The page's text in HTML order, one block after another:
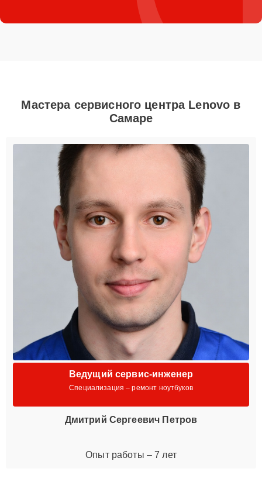
Мастера сервисного центра Lenovo в
Самаре
Ведущий сервис-инженер
Специализация – ремонт ноутбуков
Дмитрий Сергеевич Петров
Опыт работы – 7 лет